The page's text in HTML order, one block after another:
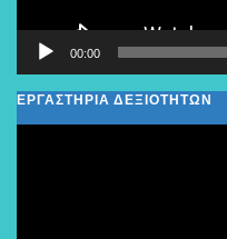
00:00
ΕΡΓΑΣΤΗΡΙΑ ΔΕΞΙΟΤΗΤΩΝ